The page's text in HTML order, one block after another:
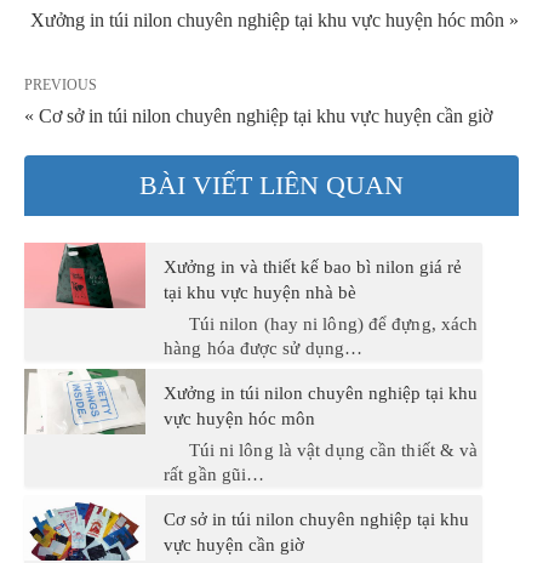
Xưởng in túi nilon chuyên nghiệp tại khu vực huyện hóc môn »
PREVIOUS
« Cơ sở in túi nilon chuyên nghiệp tại khu vực huyện cần giờ
BÀI VIẾT LIÊN QUAN
Xưởng in và thiết kế bao bì nilon giá rẻ
tại khu vực huyện nhà bè
Túi nilon (hay ni lông) để đựng, xách
hàng hóa được sử dụng…
Xưởng in túi nilon chuyên nghiệp tại khu
vực huyện hóc môn
Túi ni lông là vật dụng cần thiết & và
rất gần gũi…
Cơ sở in túi nilon chuyên nghiệp tại khu
vực huyện cần giờ